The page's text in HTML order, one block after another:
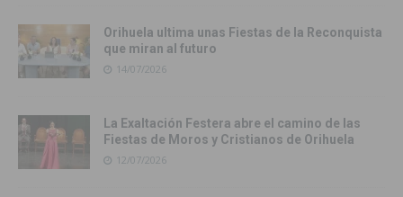
Orihuela ultima unas Fiestas de la Reconquista
que miran al futuro
14/07/2026
La Exaltación Festera abre el camino de las
Fiestas de Moros y Cristianos de Orihuela
12/07/2026